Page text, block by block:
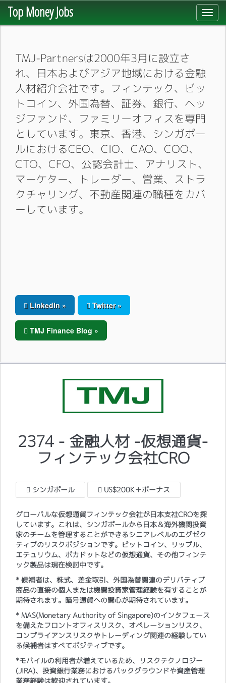
Top Money Jobs
TMJ-Partnersは2000年3月に設立さ
れ、日本およびアジア地域における金融
人材紹介会社です。フィンテック、ビッ
トコイン、外国為替、証券、銀行、ヘッ
ジファンド、ファミリーオフィスを専門
としています。東京、香港、シンガポー
ルにおけるCEO、CIO、CAO、COO、
CTO、CFO、公認会計士、アナリスト、
マーケター、トレーダー、営業、ストラ
クチャリング、不動産関連の職種をカバ
ーしています。
LinkedIn » Twitter »
TMJ Finance Blog »
2374 - 金融人材 -仮想通貨-
フィンテック会社CRO
シンガポール US$200K＋ボーナス
グローバルな仮想通貨フィンテック会社が日本支社CROを探
しています。これは、シンガポールから日本＆海外機関投資
家のチームを管理することができるシニアレベルのエグゼク
ティブのリスクポジションです。ビットコイン、リップル、
エテュリウム、ポカドットなどの仮想通貨、その他フィンテ
ック製品は現在検討中です。
* 候補者は、株式、差金取引、外国為替関連のデリバティブ
商品の直接の個人または機関投資家管理経験を有することが
期待されます。暗号通貨への関心が期待されています。
* MAS(Monetary Authority of Singapore)のインタフェース
を備えたフロントオフィスリスク、オペレーションリスク、
コンプライアンスリスクやトレーディング関連の経験してい
る候補者はすべてポジティブです。
*モバイルの利用者が増えているため、リスクテクノロジー
(JIRA)、投資銀行業務におけるバックグラウンドや資産管理
業務経験は歓迎されています。